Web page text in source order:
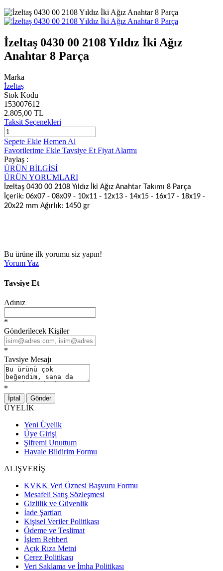
İzeltaş 0430 00 2108 Yıldız İki Ağız
Anahtar 8 Parça
Marka
İzeltaş
Stok Kodu
153007612
2.805,00 TL
Taksit Seçenekleri
Sepete Ekle Hemen Al
Favorilerime Ekle Tavsiye Et Fiyat Alarmı
Paylaş :
ÜRÜN BİLGİSİ
ÜRÜN YORUMLARI
İzeltaş 0430 00 2108 Yıldız İki Ağız Anahtar Takımı 8 Parça
İçerik: 06x07 - 08x09 - 10x11 - 12x13 - 14x15 - 16x17 - 18x19 -
20x22 mm Ağırlık: 1450 gr
Bu ürüne ilk yorumu siz yapın!
Yorum Yaz
Tavsiye Et
Adınız
*
Gönderilecek Kişiler
*
Tavsiye Mesajı
*
İptal Gönder
ÜYELİK
Yeni Üyelik
Üye Girişi
Şifremi Unuttum
Havale Bildirim Formu
ALIŞVERİŞ
KVKK Veri Öznesi Başvuru Formu
Mesafeli Satış Sözleşmesi
Gizlilik ve Güvenlik
İade Şartları
Kişisel Veriler Politikası
Ödeme ve Teslimat
İşlem Rehberi
Açık Rıza Metni
Çerez Politikası
Veri Saklama ve İmha Politikası